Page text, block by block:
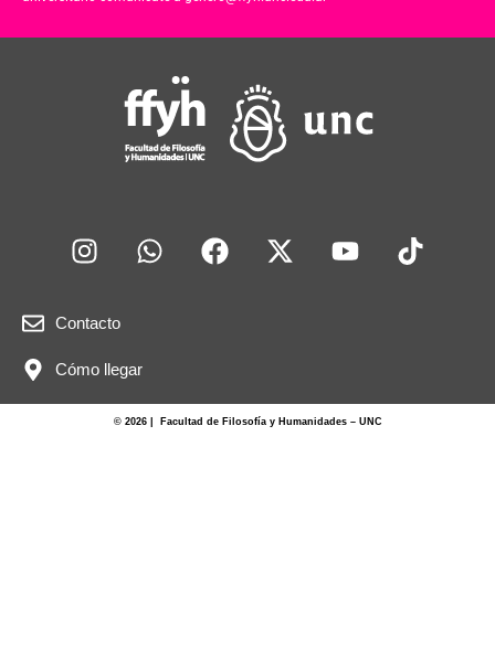
Contacto
Cómo llegar
© 2026 | Facultad de Filosofía y Humanidades – UNC